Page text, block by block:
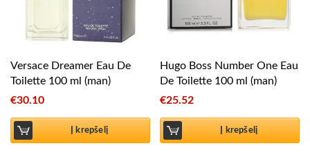
Versace Dreamer Eau De
Toilette 100 ml (man)
€30.10
Į krepšelį
Hugo Boss Number One Eau
De Toilette 100 ml (man)
€25.52
Į krepšelį